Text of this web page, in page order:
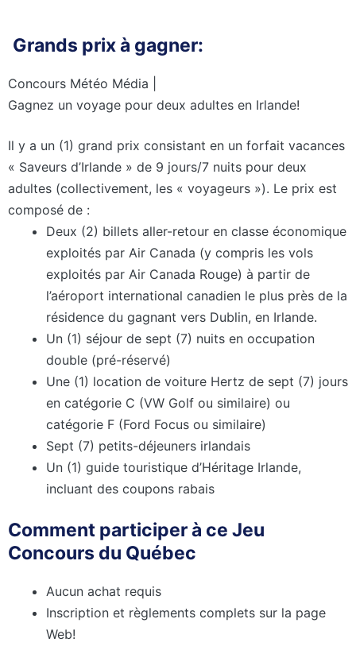
Grands prix à gagner:
Concours Météo Média |
Gagnez un voyage pour deux adultes en Irlande!
Il y a un (1) grand prix consistant en un forfait vacances
« Saveurs d’Irlande » de 9 jours/7 nuits pour deux
adultes (collectivement, les « voyageurs »). Le prix est
composé de :
Deux (2) billets aller-retour en classe économique
exploités par Air Canada (y compris les vols
exploités par Air Canada Rouge) à partir de
l’aéroport international canadien le plus près de la
résidence du gagnant vers Dublin, en Irlande.
Un (1) séjour de sept (7) nuits en occupation
double (pré-réservé)
Une (1) location de voiture Hertz de sept (7) jours
en catégorie C (VW Golf ou similaire) ou
catégorie F (Ford Focus ou similaire)
Sept (7) petits-déjeuners irlandais
Un (1) guide touristique d’Héritage Irlande,
incluant des coupons rabais
Comment participer à ce Jeu
Concours du Québec
Aucun achat requis
Inscription et règlements complets sur la page
Web!